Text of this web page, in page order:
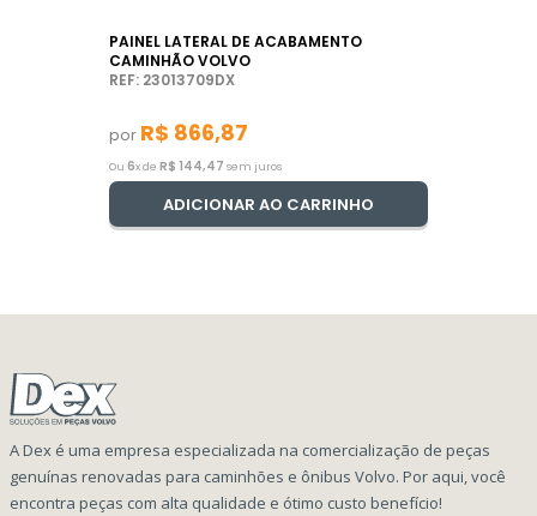
PAINEL LATERAL DE ACABAMENTO
CAMINHÃO VOLVO
REF: 23013709DX
por R$ 866,87
Ou 6x de R$ 144,47 sem juros
ADICIONAR AO CARRINHO
A Dex é uma empresa especializada na comercialização de peças
genuínas renovadas para caminhões e ônibus Volvo. Por aqui, você
encontra peças com alta qualidade e ótimo custo benefício!